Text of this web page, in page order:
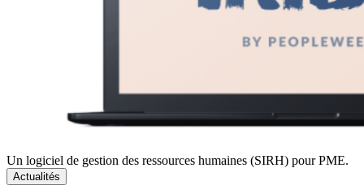
Un logiciel de gestion des ressources humaines (SIRH) pour PME.
Actualités